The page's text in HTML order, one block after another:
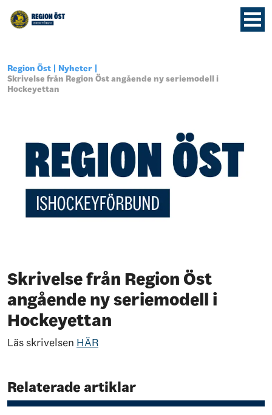
Region Öst
Nyheter
Skrivelse från Region Öst angående ny seriemodell i
Hockeyettan
Skrivelse från Region Öst
angående ny seriemodell i
Hockeyettan
Läs skrivelsen HÄR
Relaterade artiklar